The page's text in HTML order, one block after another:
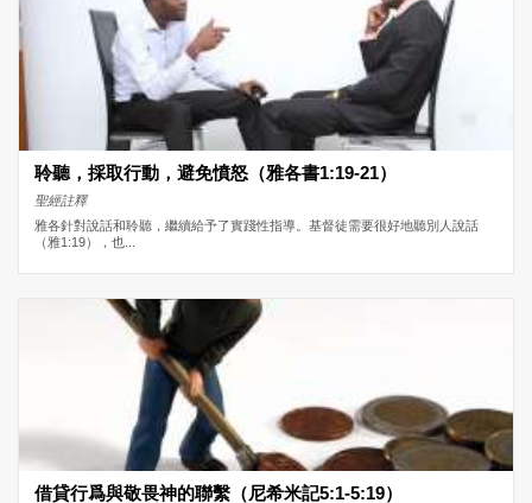
聆聽，採取行動，避免憤怒（雅各書1:19-21）
聖經註釋
雅各針對說話和聆聽，繼續給予了實踐性指導。基督徒需要很好地聽別人說話
（雅1:19），也...
借貸行爲與敬畏神的聯繫（尼希米記5:1-5:19）